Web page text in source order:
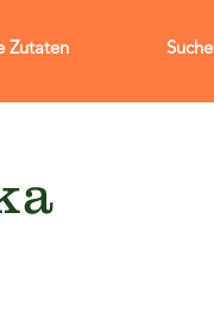
Zutaten Suche